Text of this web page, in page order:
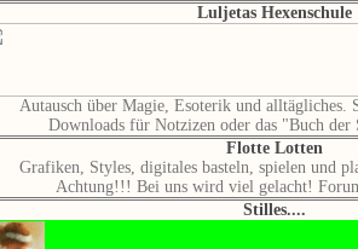
Luljetas Hexenschule
Autausch über Magie, Esoterik und alltägliches.
Downloads für Notzizen oder das "Buch der
Flotte Lotten
Grafiken, Styles, digitales basteln, spielen und
Achtung!!! Bei uns wird viel gelacht!
Stilles....